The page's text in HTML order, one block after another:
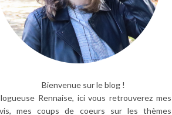
Bienvenue sur le blog !
Rennaise, ici vous retrouverez mes
mes coups de coeurs sur les thèmes